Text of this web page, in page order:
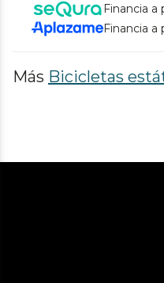
Financia a
Financia a
Más Bicicletas